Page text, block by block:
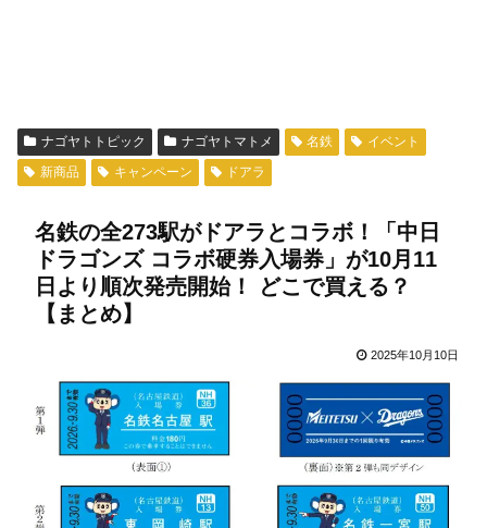
ナゴヤトトピック ナゴヤトマトメ 名鉄
イベント
新商品
キャンペーン ドアラ
名鉄の全273駅がドアラとコラボ！「中日
ドラゴンズ コラボ硬券入場券」が10月11
日より順次発売開始！ どこで買える？
【まとめ】
2025年10月10日